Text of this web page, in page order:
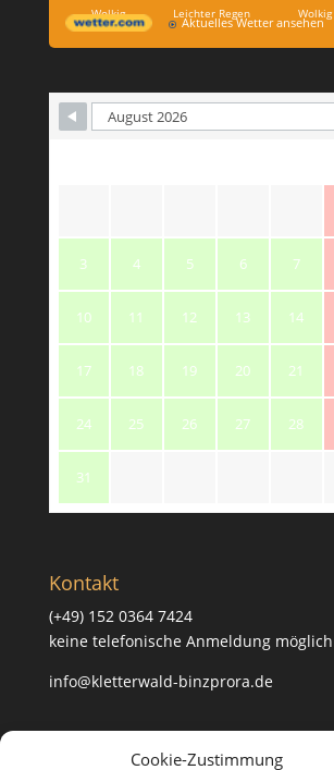
Cookie-Zustimmung
Wolkig
Leichter Regen
Wolkig
Aktuelles Wetter ansehen
3 4 5 6 7
10 11 12 13 14
17 18 19 20 21
24 25 26 27 28
31
Kontakt
(+49) 152 0364 7424
keine telefonische Anmeldung möglich
info@kletterwald-binzprora.de
Postanschrift